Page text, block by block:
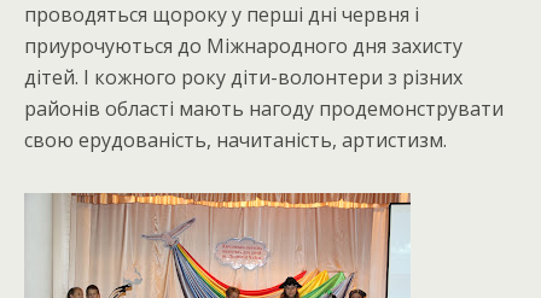
проводяться щороку у перші дні червня і
приурочуються до Міжнародного дня захисту
дітей. І кожного року діти-волонтери з різних
районів області мають нагоду продемонструвати
свою ерудованість, начитаність, артистизм.